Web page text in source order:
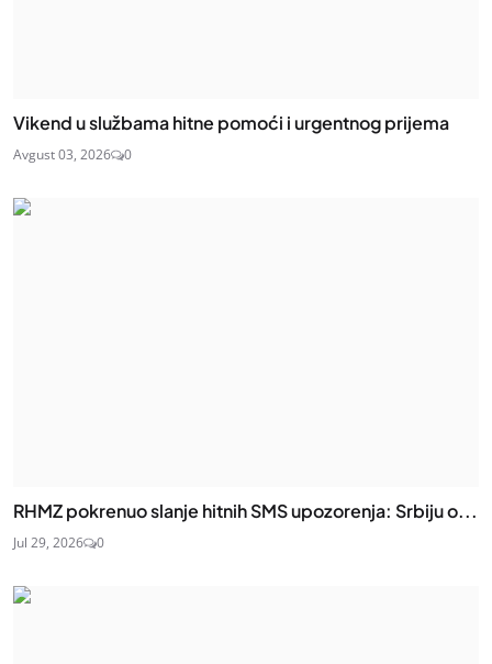
Vikend u službama hitne pomoći i urgentnog prijema
Avgust 03, 2026 0
RHMZ pokrenuo slanje hitnih SMS upozorenja: Srbiju o...
Jul 29, 2026 0